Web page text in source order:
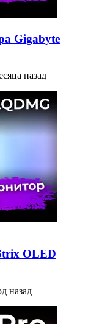
Gigabyte
назад
OLED
назад